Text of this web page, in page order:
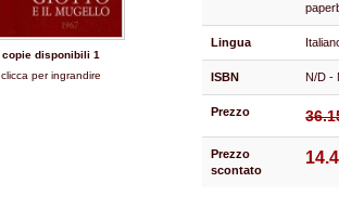
copie disponibili 1
clicca per ingrandire
Lingua
ISBN N/D -
Prezzo
Prezzo
scontato